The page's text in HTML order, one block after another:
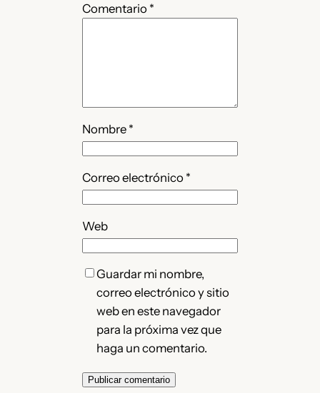
Comentario *
Nombre *
Correo electrónico *
Web
Guardar mi nombre,
correo electrónico y sitio
web en este navegador
para la próxima vez que
haga un comentario.